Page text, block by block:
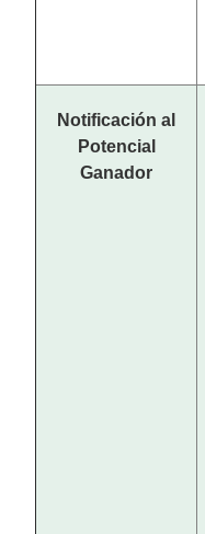
Notificación al
Potencial
Ganador